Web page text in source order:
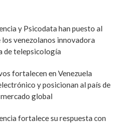
y Psicodata han puesto al
venezolanos innovadora
de telepsicología
fortalecen en Venezuela
y posicionan al país de
global
fortalece su respuesta con